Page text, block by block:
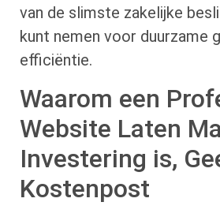
van de slimste zakelijke
kunt nemen voor duurzame
efficiëntie.
Waarom een
Website Laten
Investering is,
Kostenpost